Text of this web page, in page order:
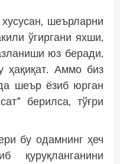
шеърларни
ўгиргани яхши,
юз беради,
ҳақиқат. Аммо биз
шеър ёзиб юрган
берилса, тўғри
бу одамнинг ҳеч
қуруқланганини